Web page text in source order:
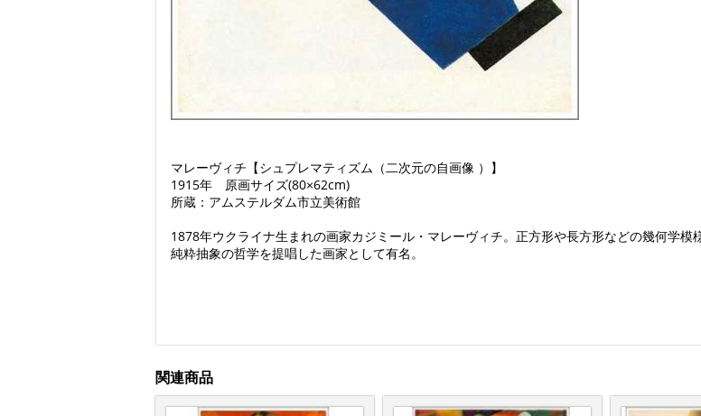
マレーヴィチ【シュプレマティズム（二次元の自画像 ）】
1915年 原画サイズ(80×62cm)
所蔵：アムステルダム市立美術館
1878年ウクライナ生まれの画家カジミール・マレーヴィチ。正方形や長方形などの幾何学
純粋抽象の哲学を提唱した画家として有名。
関連商品